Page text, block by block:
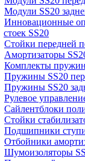
Модули SS20
Инновационные
стоек SS20
Стойки передней
Амортизаторы
Комплекты пружин
Пружины SS20
Пружины SS20
Рулевое
Сайлентблоки
Стойки
Подшипники
Отбойники
Шумоизоляторы